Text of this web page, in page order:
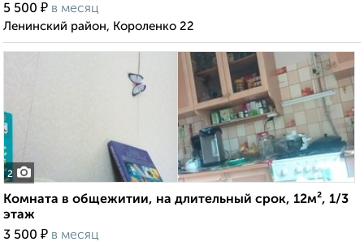
5 500 ₽ в месяц
Ленинский район, Короленко 22
2
Комната в общежитии, на длительный срок, 12м², 1/3
этаж
3 500 ₽ в месяц